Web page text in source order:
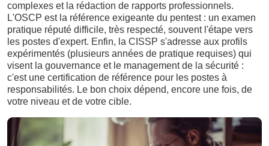
complexes et la rédaction de rapports professionnels.
L'OSCP est la référence exigeante du pentest : un examen
pratique réputé difficile, très respecté, souvent l'étape vers
les postes d'expert. Enfin, la CISSP s'adresse aux profils
expérimentés (plusieurs années de pratique requises) qui
visent la gouvernance et le management de la sécurité :
c'est une certification de référence pour les postes à
responsabilités. Le bon choix dépend, encore une fois, de
votre niveau et de votre cible.